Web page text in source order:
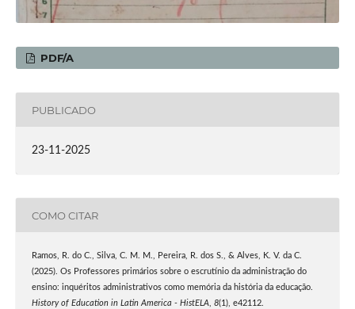
PDF/A
PUBLICADO
23-11-2025
COMO CITAR
Ramos, R. do C., Silva, C. M. M., Pereira, R. dos S., & Alves, K. V. da C.
(2025). Os Professores primários sobre o escrutínio da administração do
ensino: inquéritos administrativos como memória da história da educação.
History of Education in Latin America - HistELA, 8(1), e42112.